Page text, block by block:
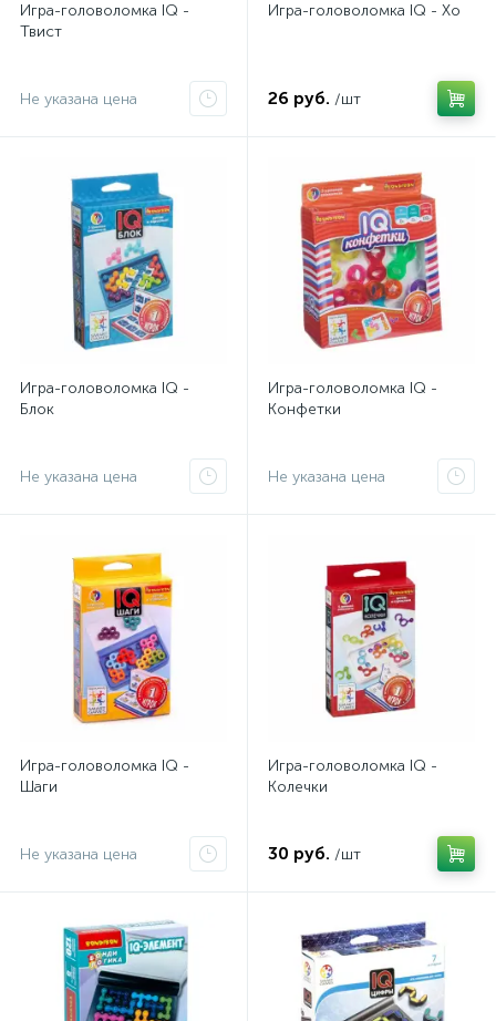
Игра-головоломка IQ -
Твист
Не указана цена
Игра-головоломка IQ - Хо
26 руб. /шт
Игра-головоломка IQ -
Блок
Не указана цена
Игра-головоломка IQ -
Конфетки
Не указана цена
Игра-головоломка IQ -
Шаги
Не указана цена
Игра-головоломка IQ -
Колечки
30 руб. /шт